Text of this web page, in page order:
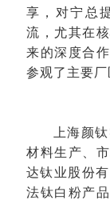
享，对宁总
流，尤其在
来的深度合
参观了主要厂
上海颜钛
材料生产、
达钛业股份
法钛白粉产